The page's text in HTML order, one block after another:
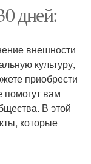
дней:
внешности
культуру,
приобрести
вам
В этой
которые